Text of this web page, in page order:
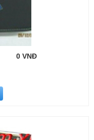
0 VNĐ